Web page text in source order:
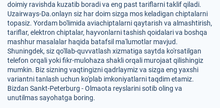
doimiy ravishda kuzatib boradi va eng past tariflarni taklif qiladi.
Uzairways-Da.onlayn siz har doim sizga mos keladigan chiptalarni
topasiz. Yordam bo'limida aviachiptalarni qaytarish va almashtirish,
tariflar, elektron chiptalar, hayvonlarni tashish qoidalari va boshqa
mashhur masalalar haqida batafsil ma'lumotlar mavjud.
Shuningdek, siz qo'llab-quvvatlash xizmatiga saytda ko'rsatilgan
telefon orqali yoki fikr-mulohaza shakli orqali murojaat qilishingiz
mumkin. Biz sizning vaqtingizni qadrlaymiz va sizga eng yaxshi
variantni tanlash uchun ko'plab imkoniyatlarni taqdim etamiz.
Bizdan Sankt-Peterburg - Olmaota reyslarini sotib oling va
unutilmas sayohatga boring.